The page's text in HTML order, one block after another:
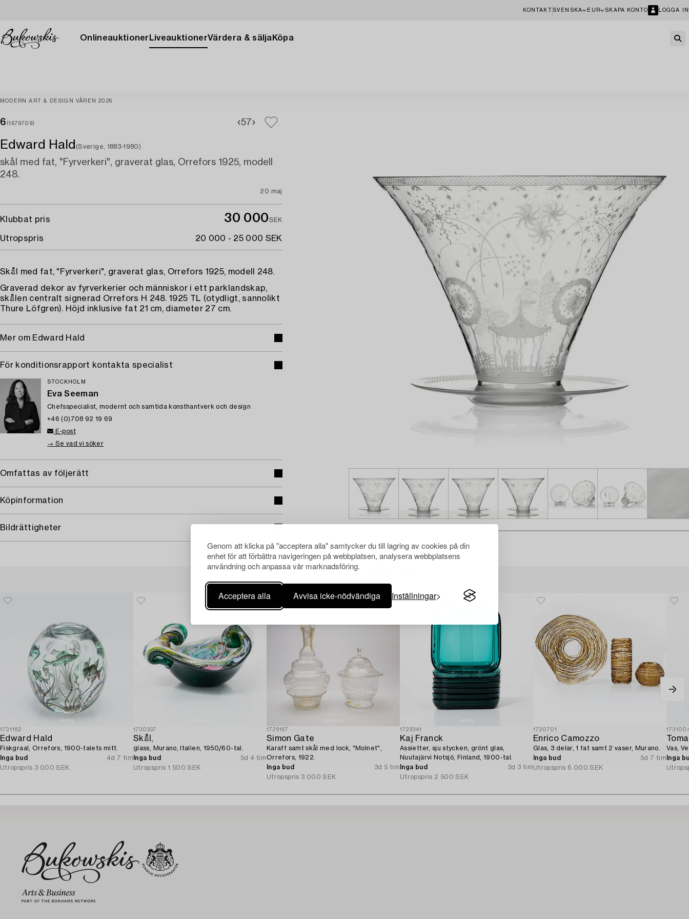
Genom att klicka på "acceptera alla" samtycker du till lagring av cookies på din
enhet för att förbättra navigeringen på webbplatsen, analysera webbplatsens
användning och anpassa vår marknadsföring.
Acceptera alla Avvisa icke-nödvändiga Inställningar
KONTAKT SVENSKA EUR SKAPA KONTO LOGGA IN
Onlineauktioner LiveauktionerVärdera & sälja Köpa
MODERN ART & DESIGN VÅREN 2026
6 (1679709) 57
Edward Hald (Sverige, 1883-1980)
skål med fat, "Fyrverkeri", graverat glas, Orrefors 1925, modell
248.
20 maj
Klubbat pris 30 000SEK
Utropspris 20 000 - 25 000 SEK
Skål med fat, "Fyrverkeri", graverat glas, Orrefors 1925, modell 248.
Graverad dekor av fyrverkerier och människor i ett parklandskap,
skålen centralt signerad Orrefors H 248. 1925 TL (otydligt, sannolikt
Thure Löfgren). Höjd inklusive fat 21 cm, diameter 27 cm.
Mer om Edward Hald
För konditionsrapport kontakta specialist
STOCKHOLM
Eva Seeman
Chefsspecialist, modernt och samtida konsthantverk och design
+46 (0)708 92 19 69
E-post
→ Se vad vi söker
Omfattas av följerätt
Köpinformation
Bildrättigheter
Andra har även tittat på
1731182
Edward Hald
Fiskgraal, Orrefors, 1900-talets mitt.
Inga bud
4d 7 tim
Utropspris 3 000 SEK
1730337
Skål,
glass, Murano, Italien, 1950/60-tal.
Inga bud
5d 4 tim
Utropspris 1 500 SEK
1729167
Simon Gate
Karaff samt skål med lock, "Molnet",
Orrefors, 1922.
Inga bud
3d 5 tim
Utropspris 3 000 SEK
1729341
Kaj Franck
Assietter, sju stycken, grönt glas,
Nuutajärvi Notsjö, Finland, 1900-tal.
Inga bud
3d 3 tim
Utropspris 2 500 SEK
1720701
Enrico Camozzo
Glas, 3 delar, 1 fat samt 2 vaser, Murano.
Inga bud
5d 7 tim
Utropspris 6 000 SEK
Vas,
Inga